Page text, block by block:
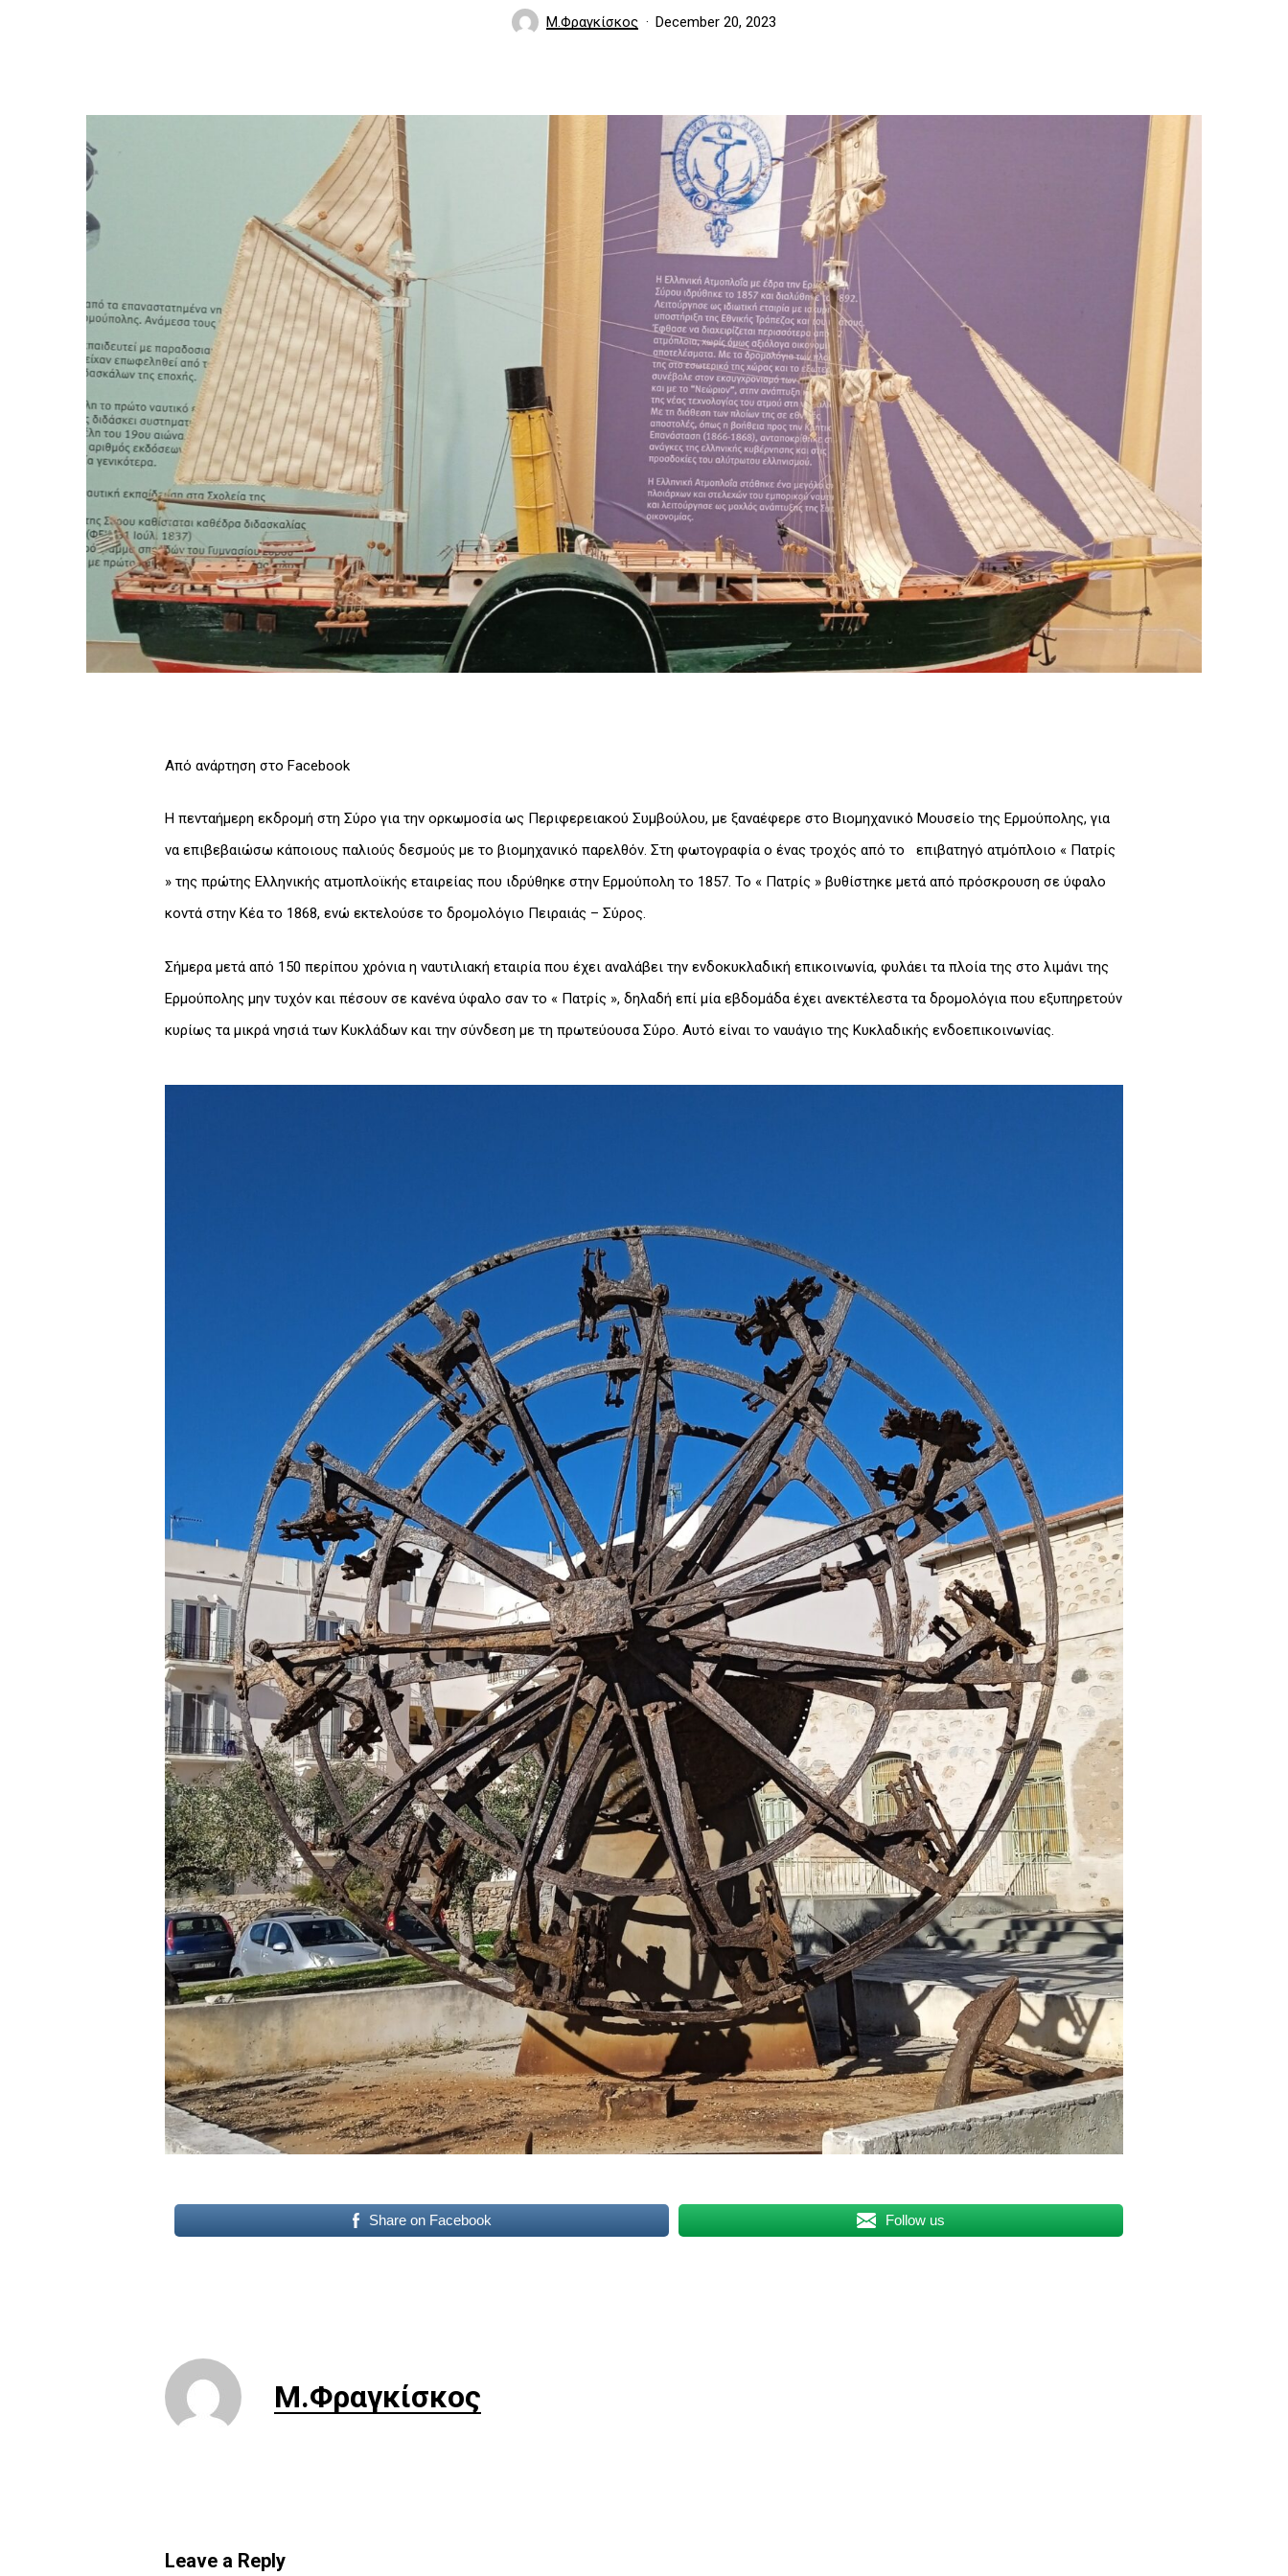
Μ.Φραγκίσκος December 20, 2023
Από ανάρτηση στο Facebook
Η πενταήμερη εκδρομή στη Σύρο για την ορκωμοσία ως Περιφερειακού Συμβούλου, με ξαναέφερε στο Βιομηχανικό Μουσείο της Ερμούπολης, για
να επιβεβαιώσω κάποιους παλιούς δεσμούς με το βιομηχανικό παρελθόν. Στη φωτογραφία ο ένας τροχός από το επιβατηγό ατμόπλοιο « Πατρίς
» της πρώτης Ελληνικής ατμοπλοϊκής εταιρείας που ιδρύθηκε στην Ερμούπολη το 1857. Το « Πατρίς » βυθίστηκε μετά από πρόσκρουση σε ύφαλο
κοντά στην Κέα το 1868, ενώ εκτελούσε το δρομολόγιο Πειραιάς – Σύρος.
Σήμερα μετά από 150 περίπου χρόνια η ναυτιλιακή εταιρία που έχει αναλάβει την ενδοκυκλαδική επικοινωνία, φυλάει τα πλοία της στο λιμάνι της
Ερμούπολης μην τυχόν και πέσουν σε κανένα ύφαλο σαν το « Πατρίς », δηλαδή επί μία εβδομάδα έχει ανεκτέλεστα τα δρομολόγια που εξυπηρετούν
κυρίως τα μικρά νησιά των Κυκλάδων και την σύνδεση με τη πρωτεύουσα Σύρο. Αυτό είναι το ναυάγιο της Κυκλαδικής ενδοεπικοινωνίας.
Share on Facebook Follow us
Μ.Φραγκίσκος
Leave a Reply